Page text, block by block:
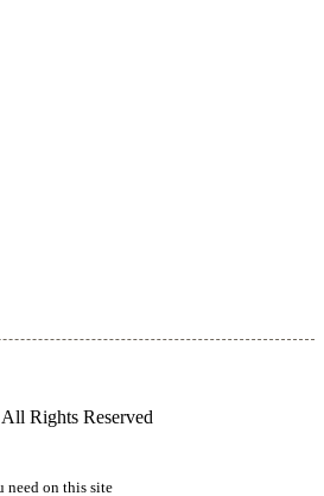
All Rights Reserved
need on this site